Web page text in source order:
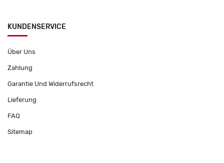
KUNDENSERVICE
Über Uns
Zahlung
Garantie Und Widerrufsrecht
Lieferung
FAQ
Sitemap